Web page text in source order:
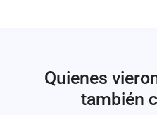
Quienes
también